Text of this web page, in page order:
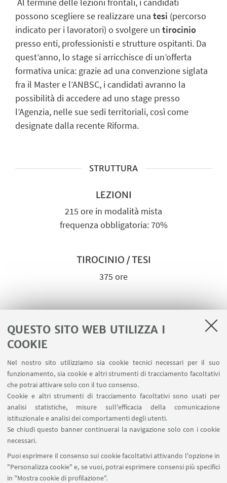
QUESTO SITO WEB UTILIZZA I
COOKIE
Nel nostro sito utilizziamo sia cookie tecnici necessari per il suo
funzionamento, sia cookie e altri strumenti di tracciamento facoltativi
che potrai attivare solo con il tuo consenso.
Cookie e altri strumenti di tracciamento facoltativi sono usati per
analisi statistiche, misure sull'efficacia della comunicazione
istituzionale e analisi dei comportamenti degli utenti.
Se chiudi questo banner continuerai la navigazione solo con i cookie
necessari.
Puoi esprimere il consenso sui cookie facoltativi attivando l'opzione in
"Personalizza cookie" e, se vuoi, potrai esprimere consensi più specifici
in "Mostra cookie di profilazione".
possono scegliere se realizzare una tesi (percorso
indicato per i lavoratori) o svolgere un tirocinio
presso enti, professionisti e strutture ospitanti. Da
quest’anno, lo stage si arricchisce di un’offerta
formativa unica: grazie ad una convenzione siglata
fra il Master e l’ANBSC, i candidati avranno la
possibilità di accedere ad uno stage presso
l’Agenzia, nelle sue sedi territoriali, così come
designate dalla recente Riforma.
STRUTTURA
LEZIONI
215 ore in modalità mista
frequenza obbligatoria: 70%
TIROCINIO / TESI
375 ore
corpo docenti composto dai migliori
esperti del settore
diploma universitario di secondo
livello